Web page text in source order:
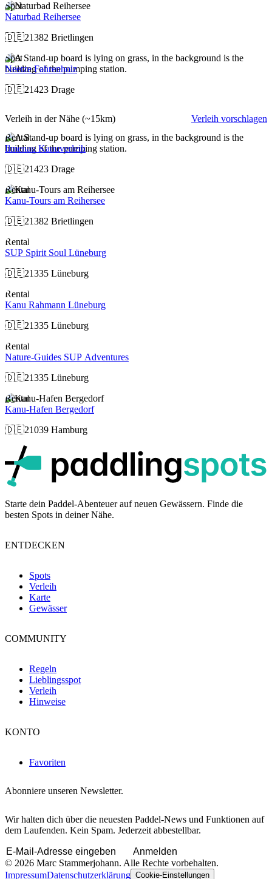
Spot
Naturbad Reihersee
🇩🇪21382 Brietlingen
Spot
Neetze Fahrenholz
🇩🇪21423 Drage
Verleih in der Nähe (~15km)
Verleih vorschlagen
Rental
Ilmenau Kanuverleih
🇩🇪21423 Drage
Rental
Kanu-Tours am Reihersee
🇩🇪21382 Brietlingen
Rental
SUP Spirit Soul Lüneburg
🇩🇪21335 Lüneburg
Rental
Kanu Rahmann Lüneburg
🇩🇪21335 Lüneburg
Rental
Nature-Guides SUP Adventures
🇩🇪21335 Lüneburg
Rental
Kanu-Hafen Bergedorf
🇩🇪21039 Hamburg
Starte dein Paddel-Abenteuer auf neuen Gewässern. Finde die
besten Spots in deiner Nähe.
ENTDECKEN
Spots
Verleih
Karte
Gewässer
COMMUNITY
Regeln
Lieblingsspot
Verleih
Hinweise
KONTO
Favoriten
Abonniere unseren Newsletter.
Wir halten dich über die neuesten Paddel-News und Funktionen auf
dem Laufenden. Kein Spam. Jederzeit abbestellbar.
Anmelden
© 2026 Marc Stammerjohann. Alle Rechte vorbehalten.
ImpressumDatenschutzerklärung Cookie-Einstellungen